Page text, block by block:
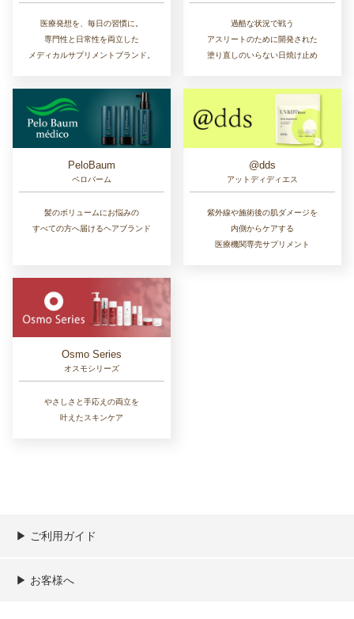
医療発想を、毎日の習慣に。
専門性と日常性を両立した
メディカルサプリメントブランド。
過酷な状況で戦う
アスリートのために開発された
塗り直しのいらない日焼け止め
PeloBaum
ペロバーム
髪のボリュームにお悩みの
すべての方へ届けるヘアブランド
@dds
アットディディエス
紫外線や施術後の肌ダメージを
内側からケアする
医療機関専売サプリメント
Osmo Series
オスモシリーズ
やさしさと手応えの両立を
叶えたスキンケア
▶︎ ご利用ガイド
ご利用ガイド
決済／配送／送料について
取り扱い商品一覧
顧客情報の取扱について
特定商取引法の表記
▶︎ お客様へ